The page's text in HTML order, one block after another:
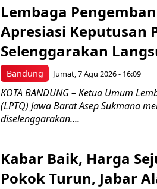
Bandung
Lembaga
Apresiasi Keputusan
Selenggarakan
Jumat, 7 Agu 2026 - 16:09
KOTA BANDUNG – Ketua Umum
(LPTQ) Jawa Barat Asep Sukmana
diselenggarakan....
Kabar Baik, Harga
Pokok Turun, Jabar